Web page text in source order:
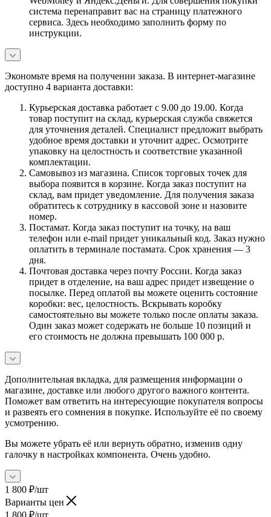
система перенаправит вас на страницу платежного
сервиса. Здесь необходимо заполнить форму по
инструкции.
Экономьте время на получении заказа. В интернет-магазине
доступно 4 варианта доставки:
Курьерская доставка работает с 9.00 до 19.00. Когда
товар поступит на склад, курьерская служба свяжется
для уточнения деталей. Специалист предложит выбрать
удобное время доставки и уточнит адрес. Осмотрите
упаковку на целостность и соответствие указанной
комплектации.
Самовывоз из магазина. Список торговых точек для
выбора появится в корзине. Когда заказ поступит на
склад, вам придет уведомление. Для получения заказа
обратитесь к сотруднику в кассовой зоне и назовите
номер.
Постамат. Когда заказ поступит на точку, на ваш
телефон или e-mail придет уникальный код. Заказ нужно
оплатить в терминале постамата. Срок хранения — 3
дня.
Почтовая доставка через почту России. Когда заказ
придет в отделение, на ваш адрес придет извещение о
посылке. Перед оплатой вы можете оценить состояние
коробки: вес, целостность. Вскрывать коробку
самостоятельно вы можете только после оплаты заказа.
Один заказ может содержать не больше 10 позиций и
его стоимость не должна превышать 100 000 р.
Дополнительная вкладка, для размещения информации о
магазине, доставке или любого другого важного контента.
Поможет вам ответить на интересующие покупателя вопросы
и развеять его сомнения в покупке. Используйте её по своему
усмотрению.
Вы можете убрать её или вернуть обратно, изменив одну
галочку в настройках компонента. Очень удобно.
1 800 ₽/шт
Варианты цен
1 800 ₽/шт